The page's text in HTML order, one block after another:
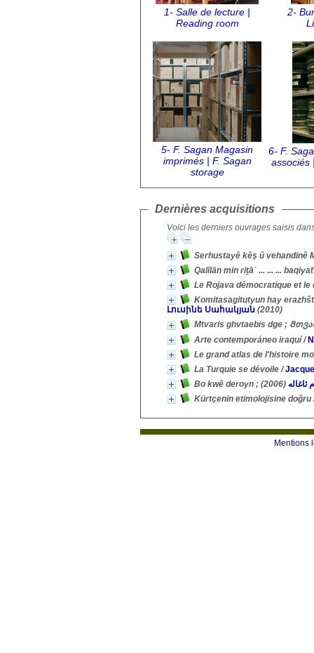
1- Salle de lecture |
Reading room
2-
5- F. Sagan Magasin
imprimés | F. Sagan
storage
6- F.
associés
Dernières acquisitions
Voici les derniers ouvrages saisis
Le Rojava démocratique et le
Komitasagitutyun hay
Լուսինե Սահակյան (2010)
Mtvaris ghvtaebis dge ;
Arte contemporáneo iraquí/
Le grand atlas de l'histoire
La Turquie se dévoile/
ئاغالە (2006)
Kürtçenin etimolojisine doğru
Mentions